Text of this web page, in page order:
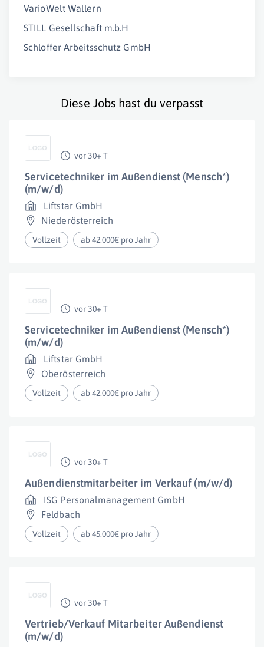
VarioWelt Wallern
STILL Gesellschaft m.b.H
Schloffer Arbeitsschutz GmbH
Diese Jobs hast du verpasst
vor 30+ T
Servicetechniker im Außendienst (Mensch*)
(m/w/d)
Liftstar GmbH
Niederösterreich
Vollzeit ab 42.000€ pro Jahr
vor 30+ T
Servicetechniker im Außendienst (Mensch*)
(m/w/d)
Liftstar GmbH
Oberösterreich
Vollzeit ab 42.000€ pro Jahr
vor 30+ T
Außendienstmitarbeiter im Verkauf (m/w/d)
ISG Personalmanagement GmbH
Feldbach
Vollzeit ab 45.000€ pro Jahr
vor 30+ T
Vertrieb/Verkauf Mitarbeiter Außendienst
(m/w/d)